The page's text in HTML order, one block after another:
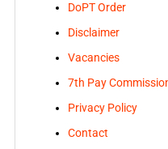
DoPT Order
Disclaimer
Vacancies
7th Pay
Privacy Policy
Contact